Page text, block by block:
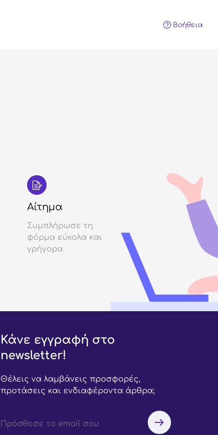
Βοήθεια
Αίτημα
Συμπλήρωσε τη
φόρμα εύκολα και
γρήγορα
Κάνε εγγραφή στο
newsletter!
Θέλεις να λαμβάνεις προσφορές,
προτάσεις και ενδιαφέροντα άρθρα;